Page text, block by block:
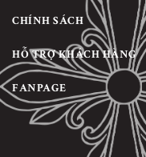
CHÍNH SÁCH
HỖ TRỢ KHÁCH HÀNG
FANPAGE